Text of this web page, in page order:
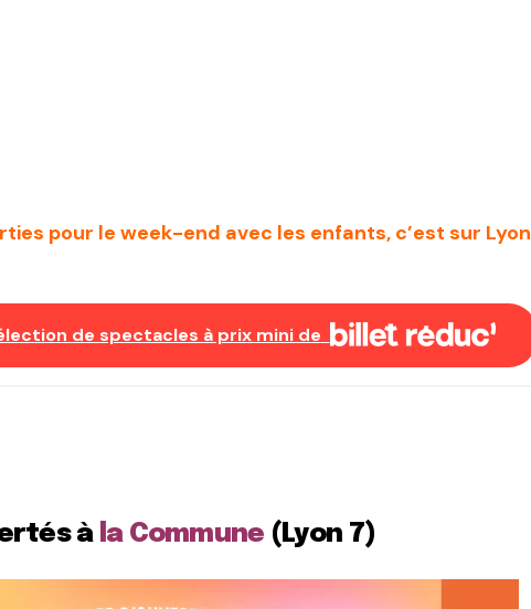
pour le week-end avec les enfants, c’est sur Lyon
de spectacles à prix mini de
à la Commune (Lyon 7)